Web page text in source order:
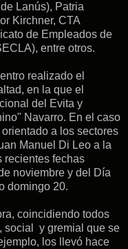
Lanús), Patria
Kirchner, CTA
de Empleados de
entre otros.
realizado el
en la que el
del Evita y
Navarro. En el caso
a los sectores
Manuel Di Leo a la
recientes fechas
noviembre y del Día
domingo 20.
coincidiendo todos
social y gremial que se
los llevó hace